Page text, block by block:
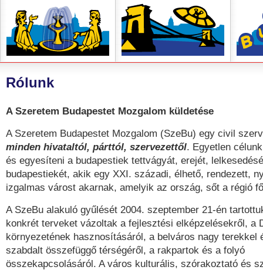
Rólunk
A Szeretem Budapestet Mozgalom küldetése
A Szeretem Budapestet Mozgalom (SzeBu) egy civil
minden hivataltól, párttól, szervezettől. Egyetlen
és egyesíteni a budapestiek tettvágyát, erejét,
budapestiekét, akik egy XXI. századi, élhető, rendezett,
izgalmas várost akarnak, amelyik az ország, sőt a régió
A SzeBu alakuló gyűlését 2004. szeptember 21-én
konkrét terveket vázoltak a fejlesztési elképzelésekről, a
környezetének hasznosításáról, a belváros nagy terekkel
szabdalt összefüggő térségéről, a rakpartok és a folyó
összekapcsolásáról. A város kulturális, szórakoztató és